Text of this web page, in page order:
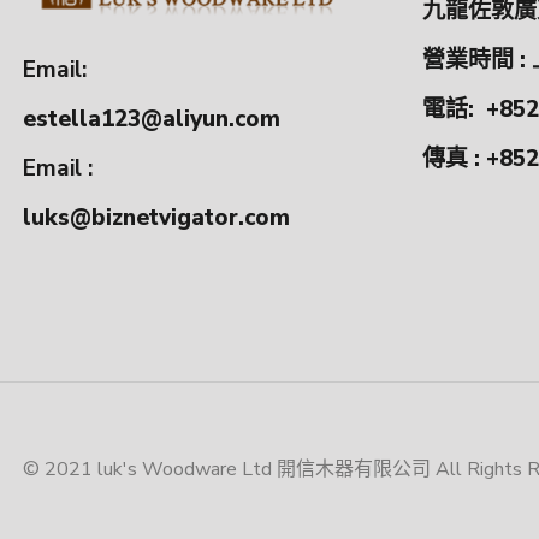
Email:
estella123@aliyun.com
Email :
luks@biznetvigator.com
九龍佐敦
營業時間 :
電話:
傳真 :
© 2021 luk's Woodware Ltd 開信木器有限公司 All Rights